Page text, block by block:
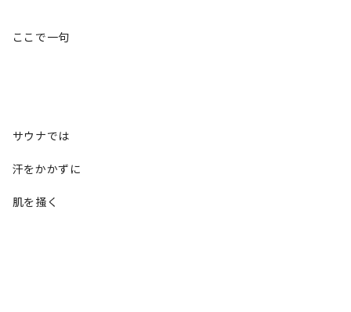
ここで一句
サウナでは
汗をかかずに
肌を掻く